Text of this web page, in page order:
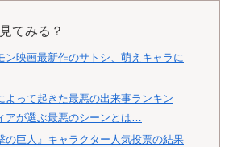
てみる？
ン映画最新作のサトシ、萌えキャラに
よって起きた最悪の出来事ランキン
が選ぶ最悪のシーンとは…
の巨人』キャラクター人気投票の結果